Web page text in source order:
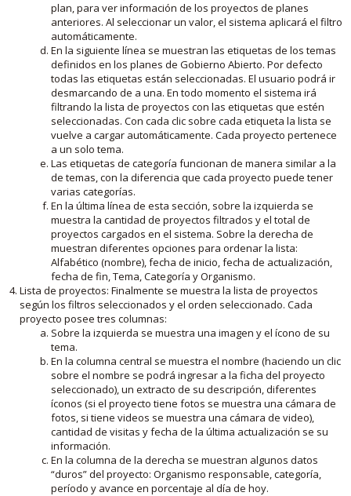
plan, para ver información de los proyectos de planes
anteriores. Al seleccionar un valor, el sistema aplicará el filtro
automáticamente.
En la siguiente línea se muestran las etiquetas de los temas
definidos en los planes de Gobierno Abierto. Por defecto
todas las etiquetas están seleccionadas. El usuario podrá ir
desmarcando de a una. En todo momento el sistema irá
filtrando la lista de proyectos con las etiquetas que estén
seleccionadas. Con cada clic sobre cada etiqueta la lista se
vuelve a cargar automáticamente. Cada proyecto pertenece
a un solo tema.
Las etiquetas de categoría funcionan de manera similar a la
de temas, con la diferencia que cada proyecto puede tener
varias categorías.
En la última línea de esta sección, sobre la izquierda se
muestra la cantidad de proyectos filtrados y el total de
proyectos cargados en el sistema. Sobre la derecha de
muestran diferentes opciones para ordenar la lista:
Alfabético (nombre), fecha de inicio, fecha de actualización,
fecha de fin, Tema, Categoría y Organismo.
Lista de proyectos: Finalmente se muestra la lista de proyectos
según los filtros seleccionados y el orden seleccionado. Cada
proyecto posee tres columnas:
Sobre la izquierda se muestra una imagen y el ícono de su
tema.
En la columna central se muestra el nombre (haciendo un clic
sobre el nombre se podrá ingresar a la ficha del proyecto
seleccionado), un extracto de su descripción, diferentes
íconos (si el proyecto tiene fotos se muestra una cámara de
fotos, si tiene videos se muestra una cámara de video),
cantidad de visitas y fecha de la última actualización se su
información.
En la columna de la derecha se muestran algunos datos
“duros” del proyecto: Organismo responsable, categoría,
período y avance en porcentaje al día de hoy.